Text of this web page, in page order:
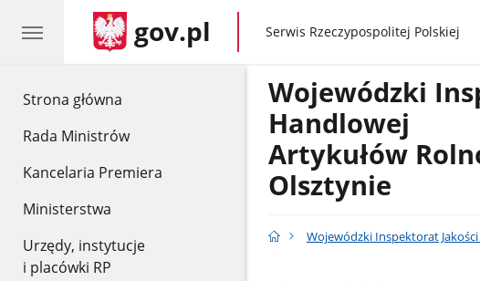
Strona główna
Rada Ministrów
Kancelaria Premiera
Ministerstwa
Urzędy, instytucje
i placówki RP
gov.pl gov.pl
Serwis Rzeczypospolitej Polskiej
Wojewódzki
Handlowej
Artykułów
Olsztynie
Wojewódzki Inspektorat